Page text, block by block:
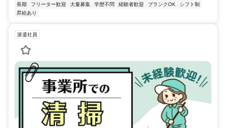
長期 フリーター歓迎 大量募集 学歴不問 経験者歓迎 ブランクOK
シフト制
昇給あり
派遣社員